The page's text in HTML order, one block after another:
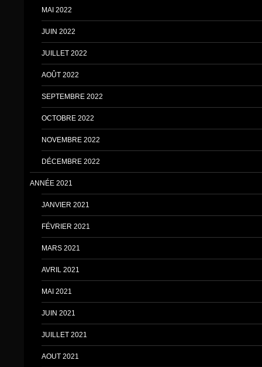
MAI 2022
JUIN 2022
JUILLET 2022
AOÛT 2022
SEPTEMBRE 2022
OCTOBRE 2022
NOVEMBRE 2022
DÉCEMBRE 2022
ANNÉE 2021
JANVIER 2021
FÉVRIER 2021
MARS 2021
AVRIL 2021
MAI 2021
JUIN 2021
JUILLET 2021
AOUT 2021